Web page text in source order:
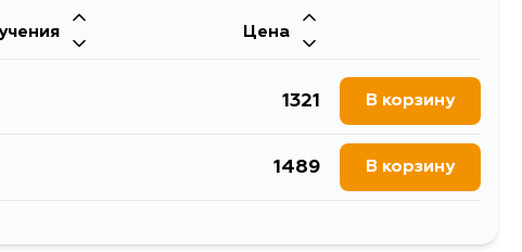
Цена
1321 В корзину
1489 В корзину